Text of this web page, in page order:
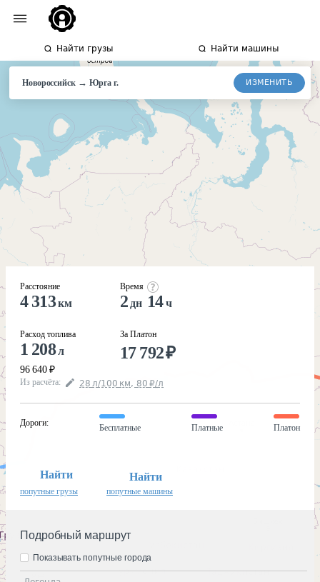
Найти грузы Найти машины
Новороссийск→ Юргаг. ИЗМЕНИТЬ
Расстояние
4 313км
Расход топлива
1 208л
96 640 ₽
Время
2 дн 14ч
За Платон
17 792₽
Из расчёта: 28 л/100 км, 80 ₽/л
Дороги:
Бесплатные Платные Платон
Найти
попутные грузы
Найти
попутные машины
Подробный маршрут
Показывать попутные города